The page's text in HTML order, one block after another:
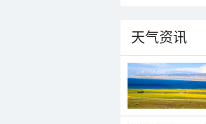
天气资讯